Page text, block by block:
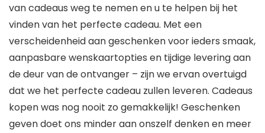
van cadeaus weg te nemen en u te helpen bij het
vinden van het perfecte cadeau. Met een
verscheidenheid aan geschenken voor ieders smaak,
aanpasbare wenskaartopties en tijdige levering aan
de deur van de ontvanger – zijn we ervan overtuigd
dat we het perfecte cadeau zullen leveren. Cadeaus
kopen was nog nooit zo gemakkelijk! Geschenken
geven doet ons minder aan onszelf denken en meer